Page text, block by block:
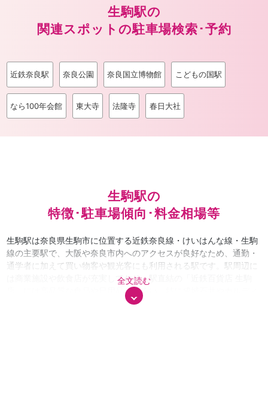
生駒駅の
関連スポットの駐車場検索･予約
近鉄奈良駅 奈良公園 奈良国立博物館 こどもの国駅
なら100年会館 東大寺 法隆寺 春日大社
生駒駅の
特徴･駐車場傾向･料金相場等
全文読む
生駒駅は奈良県生駒市に位置する近鉄奈良線・けいはんな線・生駒
線の主要駅で、大阪や奈良市内へのアクセスが良好なため、通勤・
通学者に加えて買い物客や観光客にも利用される駅です。駅周辺に
は商業施設や飲食店が充実しており、駅直結の「近鉄百貨店 生駒
店」には高品質な食品や日用品がそろい、特に成城石井やカルディ
などの店舗が人気です。また、「ベルテラスいこま」はショッピン